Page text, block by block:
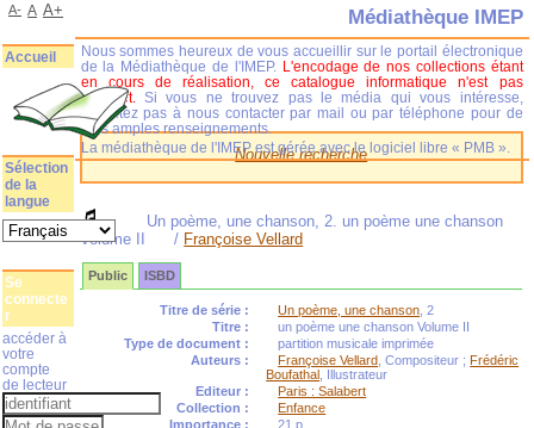
Nouvelle recherche
Un poème, une chanson, 2. un poème une chanson
Volume II
/ Françoise Vellard
Public ISBD
Titre de série : Un poème, une chanson , 2
Titre :
un poème une chanson Volume II
Type de document :
partition musicale imprimée
Auteurs :
Françoise Vellard , Compositeur ;Frédéric
Boufathal , Illustrateur
Editeur :
Paris : Salabert
Collection :
Enfance
Importance :
21 p.
Médiathèque IMEP
Nous sommes heureux de vous accueillir sur le portail électronique
de la Médiathèque de l'IMEP. L'encodage de nos collections étant
en cours de réalisation, ce catalogue informatique n'est pas
complet.
Si vous ne trouvez pas le média qui vous intéresse,
n'hésitez pas à nous contacter par mail ou par téléphone pour de
plus amples renseignements.
La médiathèque de l'IMEP est gérée avec le logiciel libre « PMB ».
A- A A+
Accueil
Sélection
de la
langue
Se
connecte
r
accéder à
votre
compte
de lecteur